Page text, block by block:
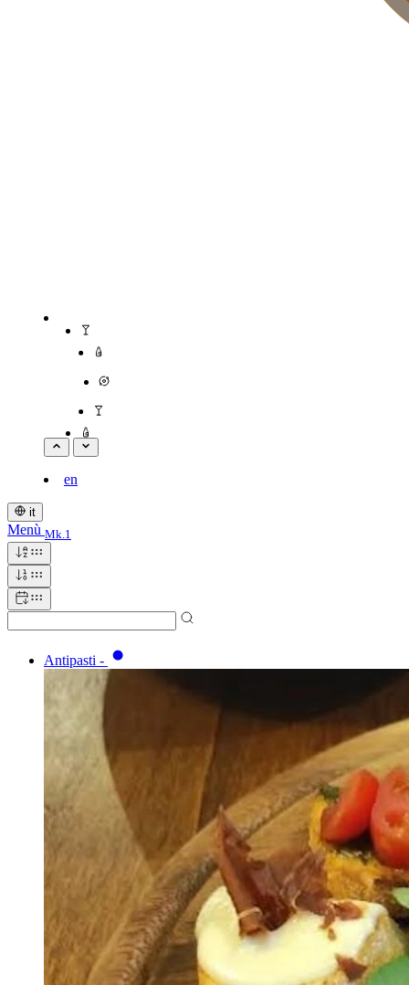
en
it
Menù Mk.1
Antipasti -